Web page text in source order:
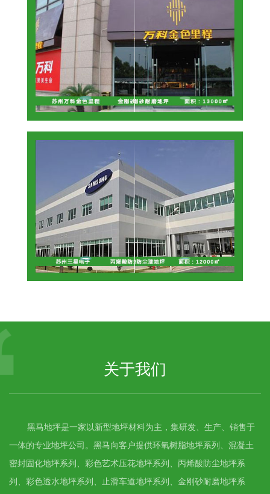
关于我们
黑马地坪是一家以新型地坪材料为主，集研发、生产、销售于
一体的专业地坪公司。黑马向客户提供环氧树脂地坪系列、混凝土
密封固化地坪系列、彩色艺术压花地坪系列、丙烯酸防尘地坪系
列、彩色透水地坪系列、止滑车道地坪系列、金刚砂耐磨地坪系